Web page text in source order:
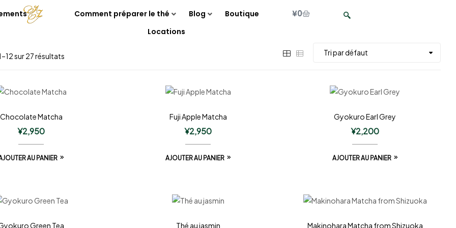
Comment préparer le thé Blog
Boutique
Locations
¥0
sur 27 résultats
Chocolate Matcha
¥2,950
AU PANIER
Fuji Apple Matcha
¥2,950
AJOUTER AU PANIER
Gyokuro Earl Grey
¥2,200
AJOUTER AU PANIER
Green Tea Thé au jasmin Makinohara Matcha from Shizuoka